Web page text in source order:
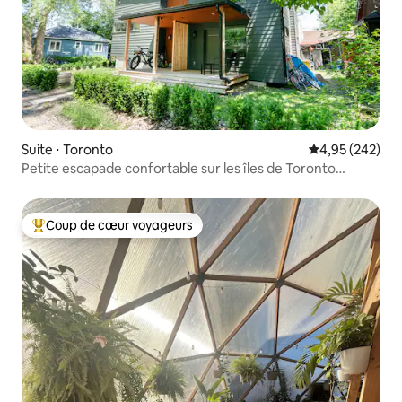
Suite ⋅ Toronto Évaluation
4,95 (242)
Petite escapade confortable sur les îles de Toronto
Coups de cœur voyageurs les plus appréciés
Coup de cœur voyageurs